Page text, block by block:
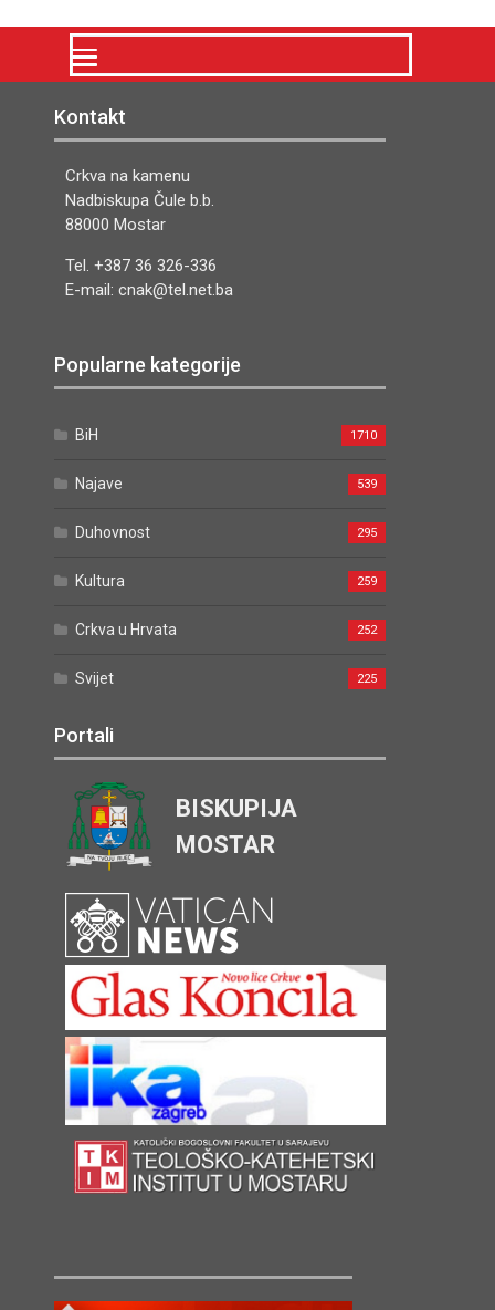
Kontakt
Crkva na kamenu
Nadbiskupa Čule b.b.
88000 Mostar
Tel. +387 36 326-336
E-mail: cnak@tel.net.ba
Popularne kategorije
BiH 1710
Najave 539
Duhovnost 295
Kultura 259
Crkva u Hrvata 252
Svijet 225
Portali
BISKUPIJA
MOSTAR